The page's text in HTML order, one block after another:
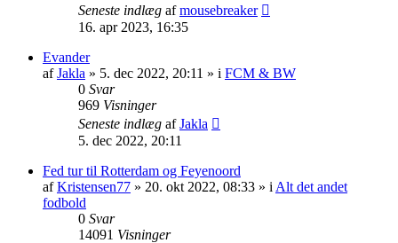
Seneste indlæg afmousebreaker
16. apr 2023, 16:35
Evander
afJakla » 5. dec 2022, 20:11 » i FCM & BW
0 Svar
969 Visninger
Seneste indlæg afJakla
5. dec 2022, 20:11
Fed tur til Rotterdam og Feyenoord
afKristensen77 » 20. okt 2022, 08:33 » i Alt det andet
fodbold
0 Svar
14091 Visninger